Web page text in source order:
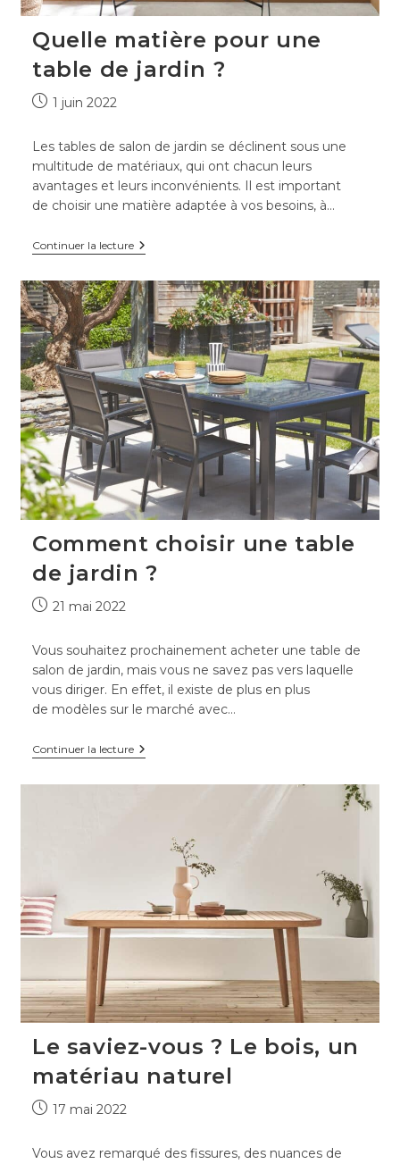
Quelle matière pour une
table de jardin ?
Publication
1 juin 2022
Les tables de salon de jardin se déclinent sous une
multitude de matériaux, qui ont chacun leurs
avantages et leurs inconvénients. Il est important
de choisir une matière adaptée à vos besoins, à…
Continuer la lectureQuelle
une
table
de
jardin
?
Comment choisir une table
de jardin ?
Publication
21 mai 2022
Vous souhaitez prochainement acheter une table de
salon de jardin, mais vous ne savez pas vers laquelle
vous diriger. En effet, il existe de plus en plus
de modèles sur le marché avec…
Continuer la lectureComment
choisir
Le saviez-vous ? Le bois, un
matériau naturel
Publication
17 mai 2022
Vous avez remarqué des fissures, des nuances de